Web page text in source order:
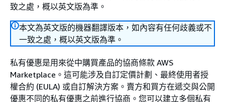
致之處，概以英文版為準。
本文為英文版的機器翻譯版本，如內容有任何歧義或不
一致之處，概以英文版為準。
私有優惠是用來從中購買產品的協商條款 AWS
Marketplace。這可能涉及自訂定價計劃、最終使用者授
權合約 (EULA) 或自訂解決方案。賣方和買方在遞交與公開
優惠不同的私有優惠之前進行協商。您可以建立多個私有